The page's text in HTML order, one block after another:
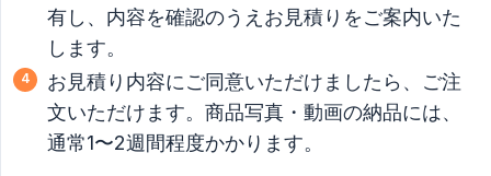
有し、内容を確認のうえお見積りをご案内いた
します。
お見積り内容にご同意いただけましたら、ご注
文いただけます。商品写真・動画の納品には、
通常1〜2週間程度かかります。